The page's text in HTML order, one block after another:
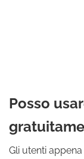
Posso
Gli utenti